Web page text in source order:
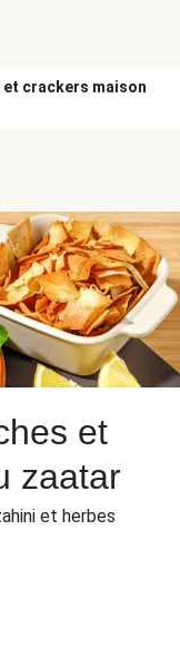
et crackers maison
et
zaatar
et herbes